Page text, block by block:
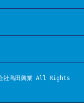
社髙田興業 All Rights